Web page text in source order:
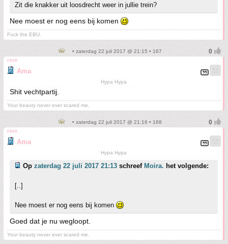
Zit die knakker uit loosdrecht weer in jullie trein?
Nee moest er nog eens bij komen
Fuck the EBU.
• zaterdag 22 juli 2017 @ 21:15 • 167
roze
Ama
Hypa Hypa
Shit vechtpartij.
Your beauty never ever scared me.
• zaterdag 22 juli 2017 @ 21:16 • 168
roze
Ama
Hypa Hypa
Op zaterdag 22 juli 2017 21:13 schreef Moira. het volgende:
[..]
Nee moest er nog eens bij komen
Goed dat je nu wegloopt.
Your beauty never ever scared me.